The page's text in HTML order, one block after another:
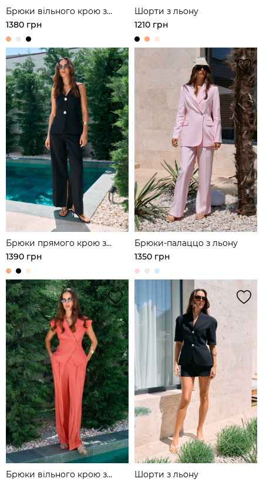
Брюки вільного крою з
защипами з льону
1380 грн
Шорти з льону
1210 грн
Брюки прямого крою з
льону
1390 грн
Брюки-палаццо з льону
1350 грн
Брюки вільного крою з
Шорти з льону